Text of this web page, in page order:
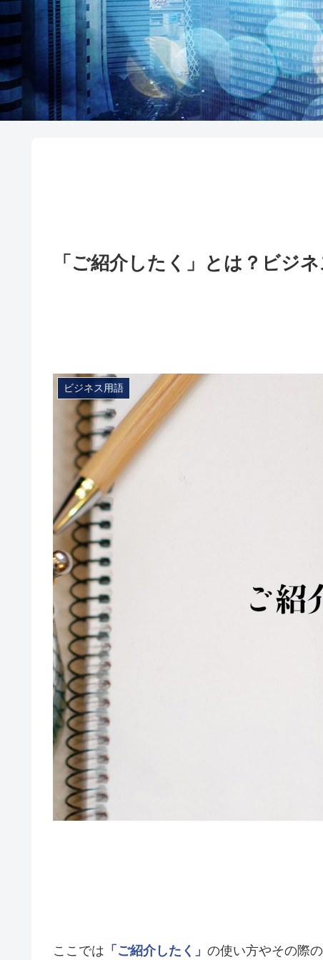
「ご紹介したく」とは？ビジ
ビジネス用語
ここでは 「ご紹介したく」 の使い方やその際